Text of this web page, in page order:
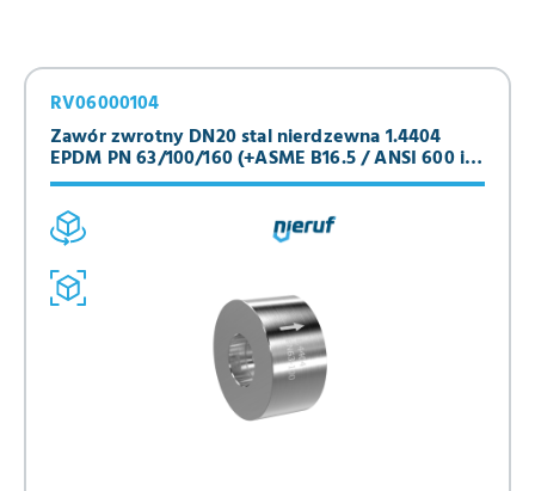
Zawór zwrotny DN20 stal nierdzewna 1.4404
EPDM PN 63/100/160 (+ASME B16.5 / ANSI 600 i
900)
RV06000104